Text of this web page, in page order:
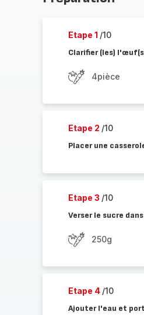
Etape 1 /10
Clarifier (les)
4pièce
Etape 2 /10
Placer une
Etape 3 /10
Verser le sucre
250g
Etape 4 /10
Ajouter l'eau et